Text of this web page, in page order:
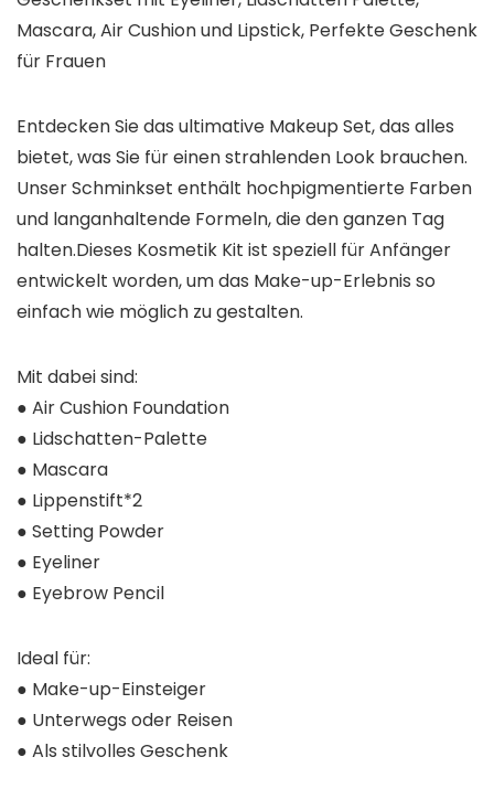
Mascara, Air Cushion und Lipstick, Perfekte Geschenk
für Frauen
Entdecken Sie das ultimative Makeup Set, das alles
bietet, was Sie für einen strahlenden Look brauchen.
Unser Schminkset enthält hochpigmentierte Farben
und langanhaltende Formeln, die den ganzen Tag
halten.Dieses Kosmetik Kit ist speziell für Anfänger
entwickelt worden, um das Make-up-Erlebnis so
einfach wie möglich zu gestalten.
Mit dabei sind:
● Air Cushion Foundation
● Lidschatten-Palette
● Mascara
● Lippenstift*2
● Setting Powder
● Eyeliner
● Eyebrow Pencil
Ideal für:
● Make-up-Einsteiger
● Unterwegs oder Reisen
● Als stilvolles Geschenk